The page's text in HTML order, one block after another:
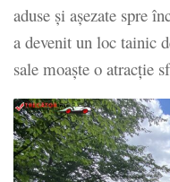
aduse și așezate spre
a devenit un loc tainic
sale moaște o atracție